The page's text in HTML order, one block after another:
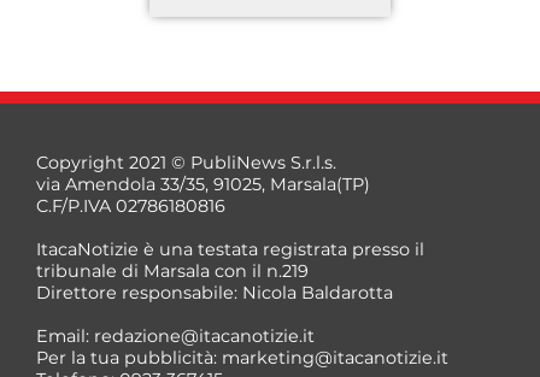
*
Copyright 2021 © PubliNews S.r.l.s.
via Amendola 33/35, 91025, Marsala(TP)
C.F/P.IVA 02786180816
ItacaNotizie è una testata registrata presso il
tribunale di Marsala con il n.219
Direttore responsabile: Nicola Baldarotta
Email: redazione@itacanotizie.it
Per la tua pubblicità: marketing@itacanotizie.it